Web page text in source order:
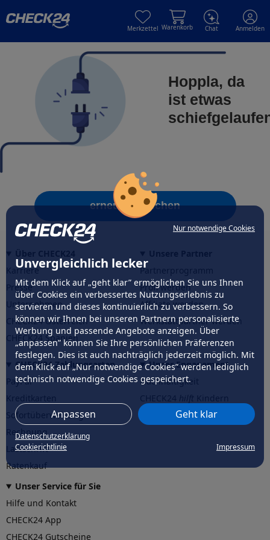
Nur notwendige Cookies
Unvergleichlich lecker
Mit dem Klick auf „geht klar” ermöglichen Sie uns Ihnen
über Cookies ein verbessertes Nutzungserlebnis zu
servieren und dieses kontinuierlich zu verbessern. So
können wir Ihnen bei unseren Partnern personalisierte
Werbung und passende Angebote anzeigen. Über
„anpassen” können Sie Ihre persönlichen Präferenzen
festlegen. Dies ist auch nachträglich jederzeit möglich. Mit
dem Klick auf „Nur notwendige Cookies” werden lediglich
technisch notwendige Cookies gespeichert.
Anpassen Geht klar
Datenschutzerklärung
Cookierichtlinie
Impressum
Merkzettel Warenkorb Chat Anmelden
Hoppla, da
ist etwas
erneut versuchen
Karriere
Presse
Unternehmen
CHECK24 Österreich
CHECK24 Spanien
Partnerprogramm
Profi werden
Affiliate werden
Werkstattpartner werden
CHECK24 Zahlungsarten
PayPal
Sofortüberweisung
Rechnung
Lastschrift
Ratenkauf
Unser Engagement
Nachhaltigkeit
CHECK24hilftder Natur
Unser Service für Sie
Hilfe und Kontakt
CHECK24 App
CHECK24 Gutscheine